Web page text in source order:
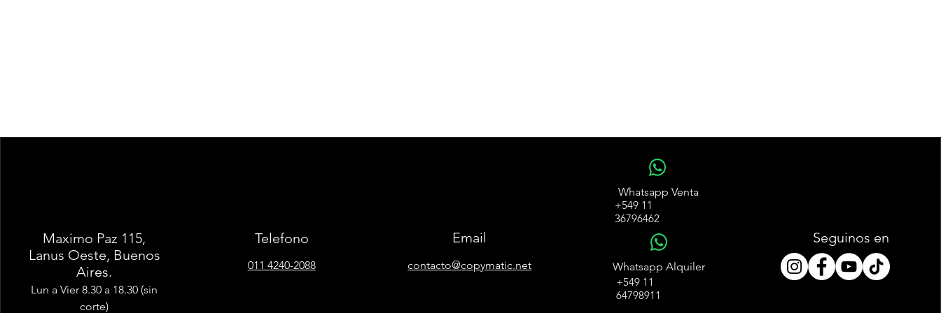
Maximo Paz 115,
Lanus Oeste, Buenos
Aires.
Lun a Vier 8.30 a 18.30 (sin
corte)
Telefono
011 4240-2088
Email
contacto@copymatic.net
Whatsapp Venta
+549 11
36796462
Whatsapp Alquiler
+549 11
64798911
Seguinos en